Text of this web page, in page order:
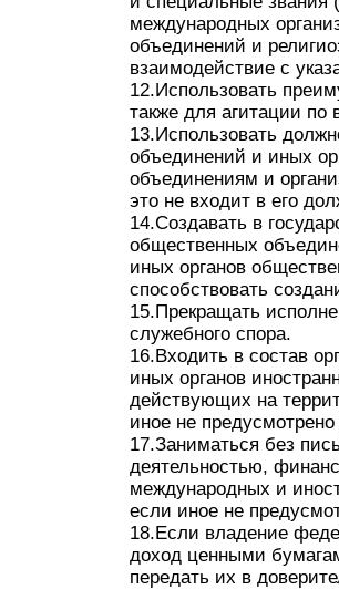
международных
объединений и
взаимодействие с
12.Использовать
также для агитации
13.Использовать
объединений и иных
объединениям и
это не входит в его
14.Создавать в
общественных
иных органов
способствовать
15.Прекращать
служебного спора.
16.Входить в состав
иных органов
действующих на
иное не
17.Заниматься без
деятельностью,
международных и
если иное не
18.Если владение
доход ценными
передать их в